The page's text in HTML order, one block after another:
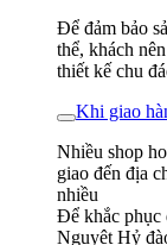
Để đảm bảo
thể, khách
thiết kế chu
Khi giao
Nhiều shop
giao đến địa
nhiều
Để khắc phục
Nguyệt Hỷ